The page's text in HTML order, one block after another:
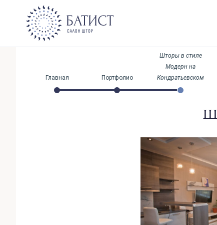
Главная Портфолио
Шторы в стиле
Модерн на
Кондратьевском